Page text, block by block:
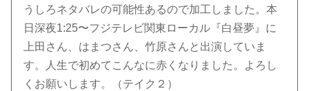
うしろネタバレの可能性あるので加工しました。本
日深夜1:25〜フジテレビ関東ローカル『白昼夢』に
上田さん、はまつさん、竹原さんと出演していま
す。人生で初めてこんなに赤くなりました。よろし
くお願いします。（テイク２）